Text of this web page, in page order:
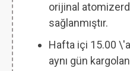
orijinal
sağlanmıştır.
Hafta içi 15.00
aynı gün